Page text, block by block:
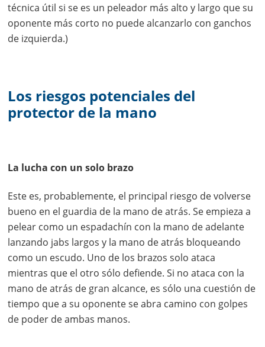
técnica útil si se es un peleador más alto y largo que su
oponente más corto no puede alcanzarlo con ganchos
de izquierda.)
Los riesgos potenciales del
protector de la mano
La lucha con un solo brazo
Este es, probablemente, el principal riesgo de volverse
bueno en el guardia de la mano de atrás. Se empieza a
pelear como un espadachín con la mano de adelante
lanzando jabs largos y la mano de atrás bloqueando
como un escudo. Uno de los brazos solo ataca
mientras que el otro sólo defiende. Si no ataca con la
mano de atrás de gran alcance, es sólo una cuestión de
tiempo que a su oponente se abra camino con golpes
de poder de ambas manos.